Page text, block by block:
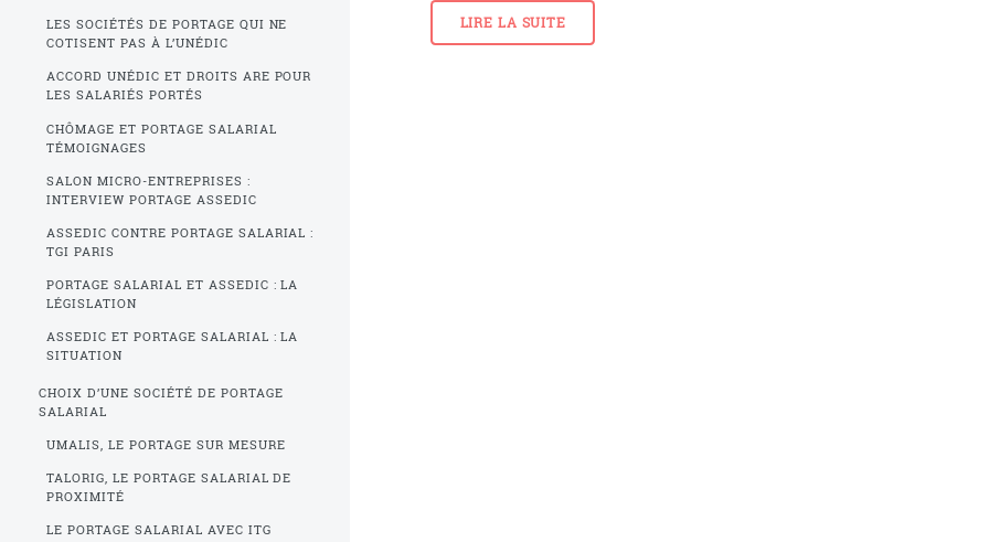
LIRE LA SUITE
LES SOCIÉTÉS DE PORTAGE QUI NE
COTISENT PAS À L’UNÉDIC
ACCORD UNÉDIC ET DROITS ARE POUR
LES SALARIÉS PORTÉS
CHÔMAGE ET PORTAGE SALARIAL
TÉMOIGNAGES
SALON MICRO-ENTREPRISES :
INTERVIEW PORTAGE ASSEDIC
ASSEDIC CONTRE PORTAGE SALARIAL :
TGI PARIS
PORTAGE SALARIAL ET ASSEDIC : LA
LÉGISLATION
ASSEDIC ET PORTAGE SALARIAL : LA
SITUATION
CHOIX D’UNE SOCIÉTÉ DE PORTAGE
SALARIAL
UMALIS, LE PORTAGE SUR MESURE
TALORIG, LE PORTAGE SALARIAL DE
PROXIMITÉ
LE PORTAGE SALARIAL AVEC ITG